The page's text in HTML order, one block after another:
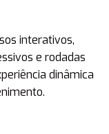
interativos,
e rodadas
dinâmica